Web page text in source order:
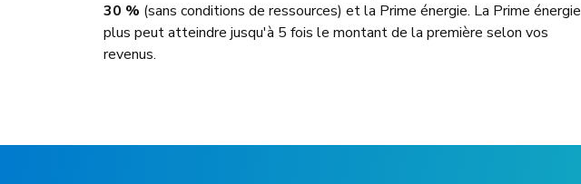
30 % (sans conditions de ressources) et la Prime énergie. La Prime énergie
plus peut atteindre jusqu'à 5 fois le montant de la première selon vos
revenus.